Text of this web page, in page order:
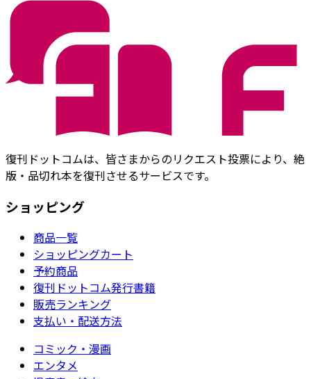
復刊ドットコムは、皆さまからのリクエスト投票により、絶
版・品切れ本を復刊させるサービスです。
ショッピング
商品一覧
ショッピングカート
予約商品
復刊ドットコム発行書籍
販売ランキング
支払い・配送方法
コミック・漫画
エンタメ